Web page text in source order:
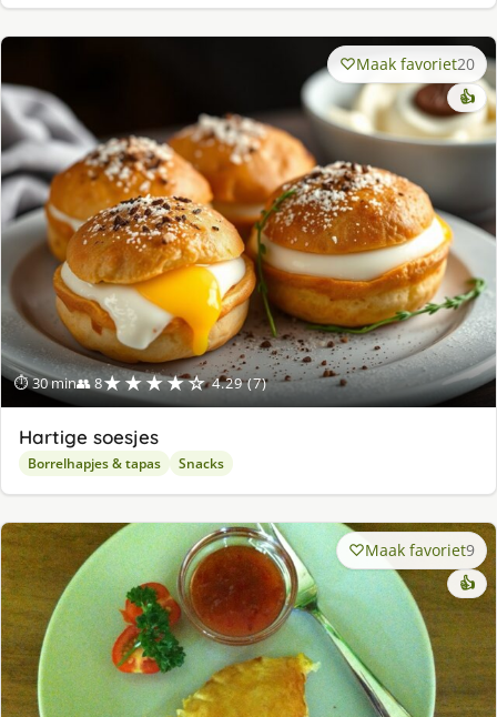
⏱ 30 min👥 8★★★★☆ 4.29 (7)
Maak favoriet20
👍
Hartige soesjes
Borrelhapjes & tapas Snacks
Maak favoriet9
👍